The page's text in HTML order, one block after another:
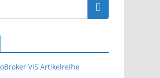
VIS Artikelreihe